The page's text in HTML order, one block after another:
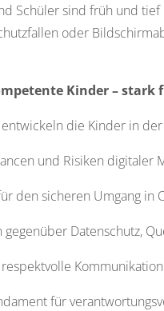
Schüler sind früh und
oder
Kinder – stark
die Kinder in der
und Risiken digitaler
den sicheren Umgang in
gegenüber Datenschutz,
für